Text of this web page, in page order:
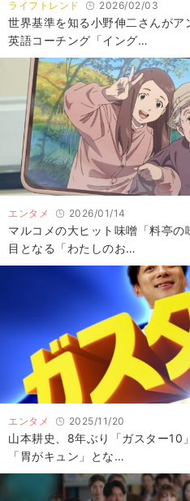
ライフトレンド 2026/02/03
世界基準を知る小野伸二さんが
英語コーチング「イング…
エンタメ 2026/01/14
マルコメの大ヒット味噌「料亭
目となる「わたしのお…
エンタメ 2025/11/20
山本耕史、8年ぶり「ガスター10
「胃がキュン」とな…